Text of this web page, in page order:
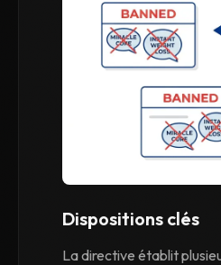
Dispositions clés
La directive établit